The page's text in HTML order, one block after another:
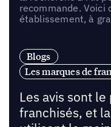
recommande. Voici
établissement, à
Blogs
Les marques de
Les avis sont
franchisés, et